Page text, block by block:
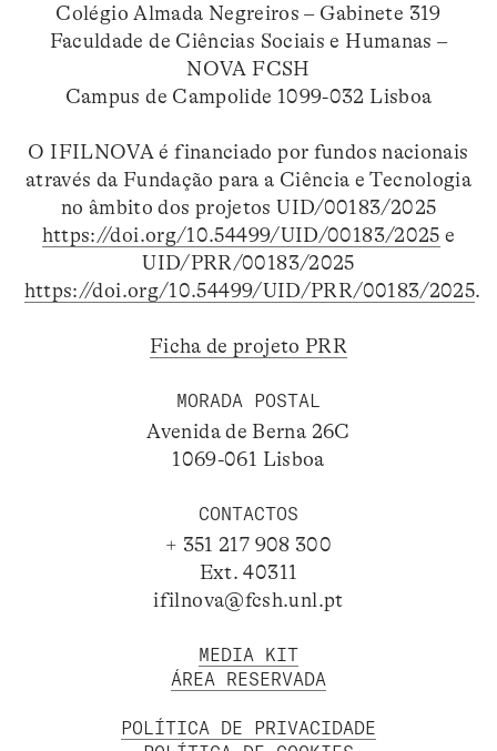
Colégio Almada Negreiros – Gabinete 319
Faculdade de Ciências Sociais e Humanas –
NOVA FCSH
Campus de Campolide 1099-032 Lisboa
O IFILNOVA é financiado por fundos nacionais
através da Fundação para a Ciência e Tecnologia
no âmbito dos projetos UID/00183/2025
https://doi.org/10.54499/UID/00183/2025 e
UID/PRR/00183/2025
https://doi.org/10.54499/UID/PRR/00183/2025.
Ficha de projeto PRR
MORADA POSTAL
Avenida de Berna 26C
1069-061 Lisboa
CONTACTOS
+ 351 217 908 300
Ext. 40311
ifilnova@fcsh.unl.pt
MEDIA KIT
ÁREA RESERVADA
POLÍTICA DE PRIVACIDADE